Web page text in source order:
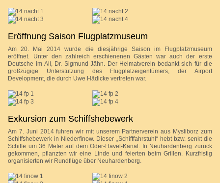
Eröffnung Saison Flugplatzmuseum
Am 20. Mai 2014 wurde die diesjährige Saison im Flugplatzmuseum
eröffnet. Unter den zahlreich erschienenen Gästen war auch der erste
Deutsche im All, Dr. Sigmund Jähn. Der Heimatverein bedankt sich für die
großzügige Unterstützung des Flugplatzeigentümers, der Airport
Development, die durch Uwe Hädicke vertreten war.
Exkursion zum Schiffshebewerk
Am 7. Juni 2014 fuhren wir mit unserem Partnerverein aus Mysliborz zum
Schiffshebewerk in Niederfinow. Dieser „Schifffahrstuhl“ hebt bzw. senkt die
Schiffe um 36 Meter auf dem Oder-Havel-Kanal. In Neuhardenberg zurück
gekommen, pflanzten wir eine Linde und feierten beim Grillen. Kurzfristig
organisierten wir Rundflüge über Neuhardenberg.